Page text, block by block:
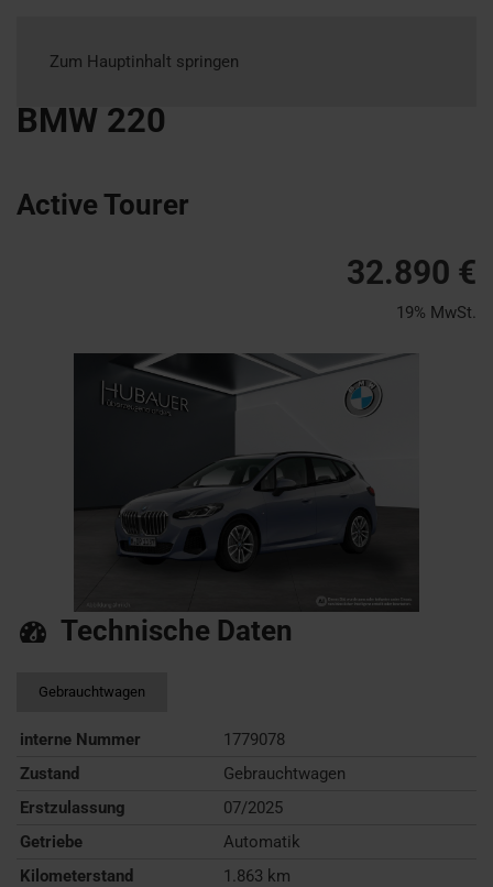
Zum Hauptinhalt springen
BMW 220
Active Tourer
32.890 €
19% MwSt.
Technische Daten
Gebrauchtwagen
interne Nummer
1779078
Zustand
Gebrauchtwagen
Erstzulassung
07/2025
Getriebe
Automatik
Kilometerstand
1.863 km